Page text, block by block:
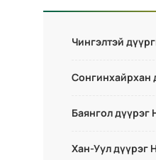
Чингэлтэй
Сонгинхайрхан
Баянгол дүүрэг
Хан-Уул дүүрэг